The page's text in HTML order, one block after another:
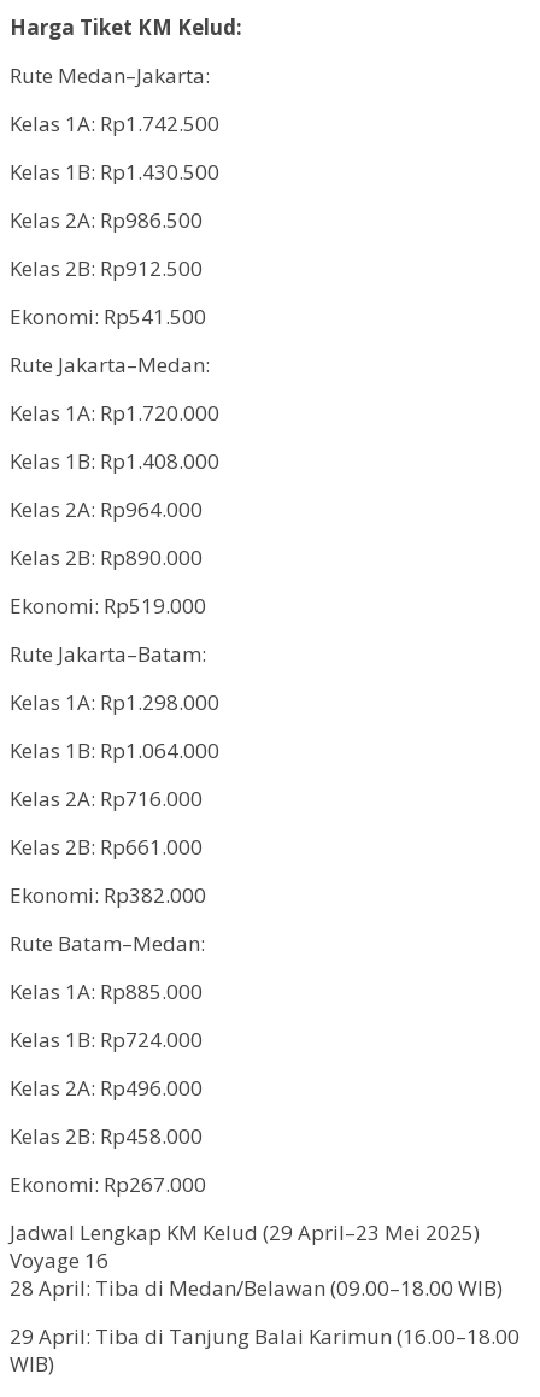
Harga Tiket KM Kelud:
Rute Medan–Jakarta:
Kelas 1A: Rp1.742.500
Kelas 1B: Rp1.430.500
Kelas 2A: Rp986.500
Kelas 2B: Rp912.500
Ekonomi: Rp541.500
Rute Jakarta–Medan:
Kelas 1A: Rp1.720.000
Kelas 1B: Rp1.408.000
Kelas 2A: Rp964.000
Kelas 2B: Rp890.000
Ekonomi: Rp519.000
Rute Jakarta–Batam:
Kelas 1A: Rp1.298.000
Kelas 1B: Rp1.064.000
Kelas 2A: Rp716.000
Kelas 2B: Rp661.000
Ekonomi: Rp382.000
Rute Batam–Medan:
Kelas 1A: Rp885.000
Kelas 1B: Rp724.000
Kelas 2A: Rp496.000
Kelas 2B: Rp458.000
Ekonomi: Rp267.000
Jadwal Lengkap KM Kelud (29 April–23 Mei 2025)
Voyage 16
28 April: Tiba di Medan/Belawan (09.00–18.00 WIB)
29 April: Tiba di Tanjung Balai Karimun (16.00–18.00
WIB)